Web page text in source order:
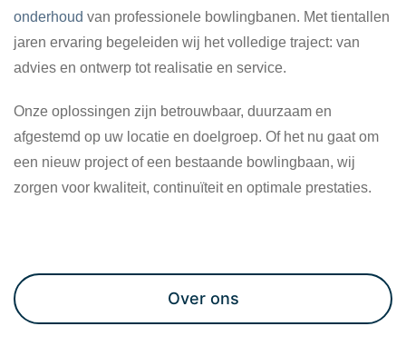
onderhoud van professionele bowlingbanen. Met tientallen
jaren ervaring begeleiden wij het volledige traject: van
advies en ontwerp tot realisatie en service.
Onze oplossingen zijn betrouwbaar, duurzaam en
afgestemd op uw locatie en doelgroep. Of het nu gaat om
een nieuw project of een bestaande bowlingbaan, wij
zorgen voor kwaliteit, continuïteit en optimale prestaties.
Over ons